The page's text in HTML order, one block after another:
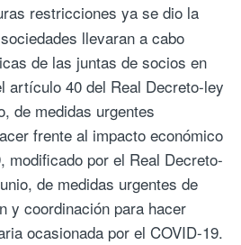
restricciones ya se dio la
llevaran a cabo
de las juntas de socios en
artículo 40 del Real Decreto-ley
de medidas urgentes
frente al impacto económico
modificado por el Real Decreto-
de medidas urgentes de
y coordinación para hacer
ocasionada por el COVID-19.